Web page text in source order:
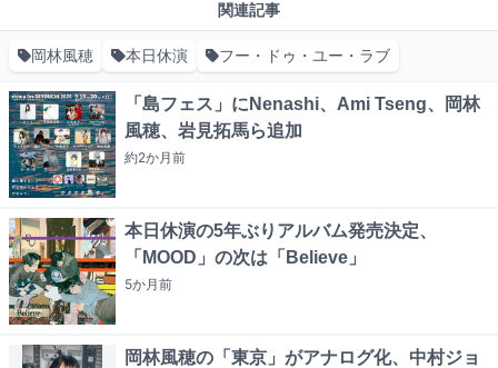
関連記事
岡林風穂 本日休演 フー・ドゥ・ユー・ラブ
「島フェス」にNenashi、Ami Tseng、岡林
風穂、岩見拓馬ら追加
約2か月前
本日休演の5年ぶりアルバム発売決定、
「MOOD」の次は「Believe」
5か月前
岡林風穂の「東京」がアナログ化、中村ジョ